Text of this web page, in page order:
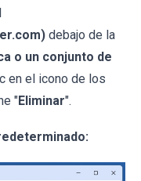
debajo de la
o un conjunto de
en el icono de los
"Eliminar".